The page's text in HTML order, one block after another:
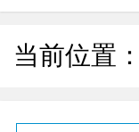
当前位置：